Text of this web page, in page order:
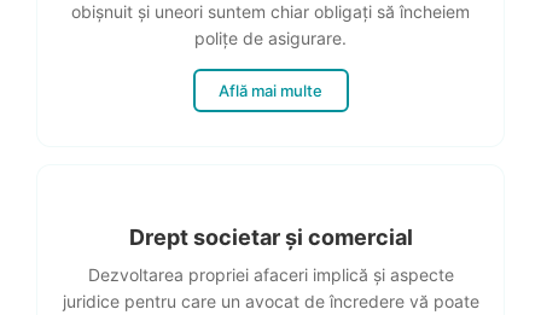
obișnuit și uneori suntem chiar obligați să încheiem
polițe de asigurare.
Află mai multe
Drept societar și comercial
Dezvoltarea propriei afaceri implică și aspecte
juridice pentru care un avocat de încredere vă poate